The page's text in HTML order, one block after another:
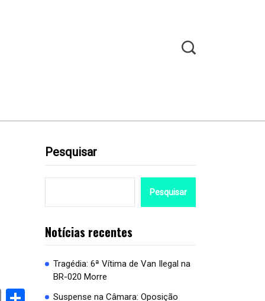
Pesquisar
Pesquisar
Notícias recentes
Tragédia: 6ª Vítima de Van Ilegal na
BR-020 Morre
Suspense na Câmara: Oposição